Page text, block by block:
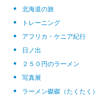
北海道の旅
トレーニング
アフリカ・ケニア紀行
日ノ出
２５０円のラーメン
写真展
ラーメン磔磔（たくたく）